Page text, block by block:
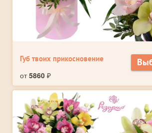
Губ твоих прикосновение
от5860 ₽